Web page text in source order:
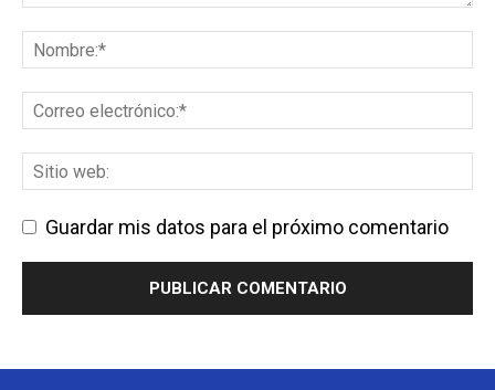
Guardar mis datos para el próximo comentario